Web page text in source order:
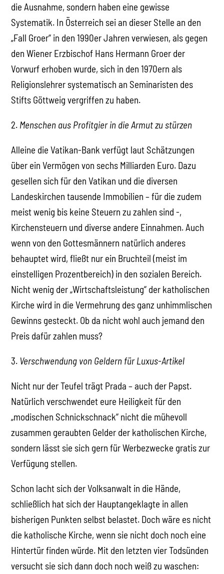
die Ausnahme, sondern haben eine gewisse
Systematik. In Österreich sei an dieser Stelle an den
„Fall Groer“ in den 1990er Jahren verwiesen, als gegen
den Wiener Erzbischof Hans Hermann Groer der
Vorwurf erhoben wurde, sich in den 1970ern als
Religionslehrer systematisch an Seminaristen des
Stifts Göttweig vergriffen zu haben.
2. Menschen aus Profitgier in die Armut zu stürzen
Alleine die Vatikan-Bank verfügt laut Schätzungen
über ein Vermögen von sechs Milliarden Euro. Dazu
gesellen sich für den Vatikan und die diversen
Landeskirchen tausende Immobilien – für die zudem
meist wenig bis keine Steuern zu zahlen sind -,
Kirchensteuern und diverse andere Einnahmen. Auch
wenn von den Gottesmännern natürlich anderes
behauptet wird, fließt nur ein Bruchteil (meist im
einstelligen Prozentbereich) in den sozialen Bereich.
Nicht wenig der „Wirtschaftsleistung“ der katholischen
Kirche wird in die Vermehrung des ganz unhimmlischen
Gewinns gesteckt. Ob da nicht wohl auch jemand den
Preis dafür zahlen muss?
3. Verschwendung von Geldern für Luxus-Artikel
Nicht nur der Teufel trägt Prada – auch der Papst.
Natürlich verschwendet eure Heiligkeit für den
„modischen Schnickschnack“ nicht die mühevoll
zusammen geraubten Gelder der katholischen Kirche,
sondern lässt sie sich gern für Werbezwecke gratis zur
Verfügung stellen.
Schon lacht sich der Volksanwalt in die Hände,
schließlich hat sich der Hauptangeklagte in allen
bisherigen Punkten selbst belastet. Doch wäre es nicht
die katholische Kirche, wenn sie nicht doch noch eine
Hintertür finden würde. Mit den letzten vier Todsünden
versucht sie sich dann doch noch weiß zu waschen: